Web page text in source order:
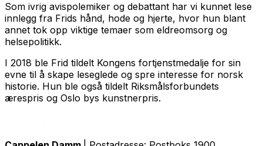
Som ivrig avispolemiker og debattant har vi kunnet lese
innlegg fra Frids hånd, hode og hjerte, hvor hun blant
annet tok opp viktige temaer som eldreomsorg og
helsepolitikk.
I 2018 ble Frid tildelt Kongens fortjenstmedalje for sin
evne til å skape leseglede og spre interesse for norsk
historie. Hun ble også tildelt Riksmålsforbundets
ærespris og Oslo bys kunstnerpris.